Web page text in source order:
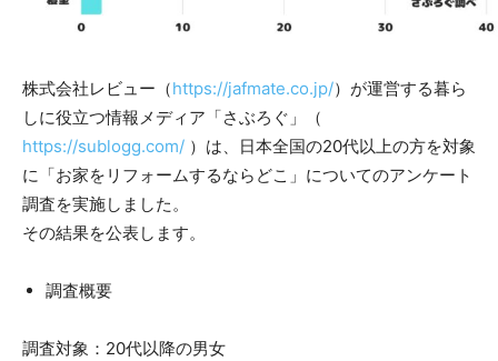
株式会社レビュー（https://jafmate.co.jp/）が運営する暮ら
しに役立つ情報メディア「さぶろぐ」（
https://sublogg.com/ ）は、日本全国の20代以上の方を対象
に「お家をリフォームするならどこ」についてのアンケート
調査を実施しました。
その結果を公表します。
調査概要
調査対象：20代以降の男女